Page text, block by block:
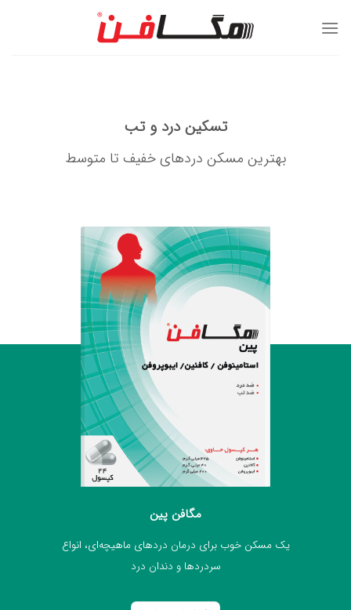
تسکین درد و تب
بهترین مسکن دردهای خفیف تا متوسط
مگافن پین
یک مسکن خوب برای درمان دردهای ماهیچه‌ای، انواع
سردردها و دندان درد